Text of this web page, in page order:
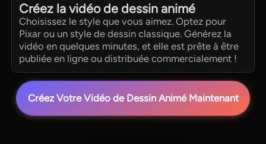
Créez la vidéo de dessin animé
Choisissez le style que vous aimez. Optez pour
Pixar ou un style de dessin classique. Générez la
vidéo en quelques minutes, et elle est prête à être
publiée en ligne ou distribuée commercialement !
Créez Votre Vidéo de Dessin Animé Maintenant